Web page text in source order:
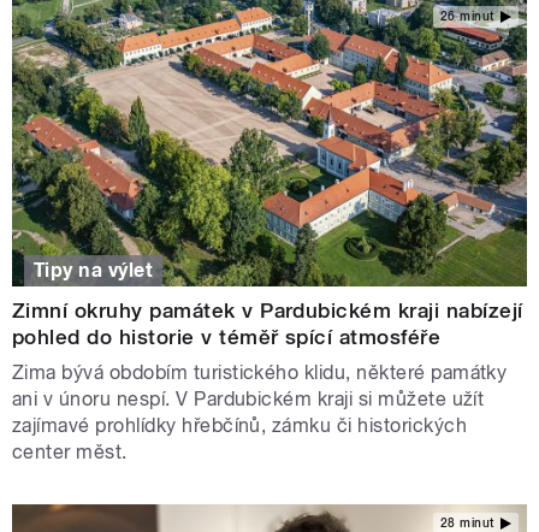
26 minut
Tipy na výlet
Zimní okruhy památek v Pardubickém kraji nabízejí
pohled do historie v téměř spící atmosféře
Zima bývá obdobím turistického klidu, některé památky
ani v únoru nespí. V Pardubickém kraji si můžete užít
zajímavé prohlídky hřebčínů, zámku či historických
center měst.
28 minut